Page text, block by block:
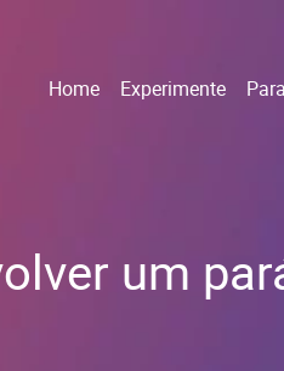
Home Experimente
um